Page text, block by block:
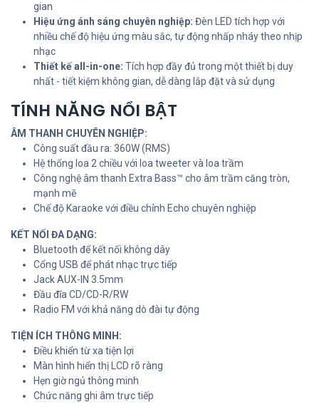
gian
Hiệu ứng ánh sáng chuyên nghiệp: Đèn LED tích hợp với
nhiều chế độ hiệu ứng màu sắc, tự động nhấp nháy theo nhịp
nhạc
Thiết kế all-in-one: Tích hợp đầy đủ trong một thiết bị duy
nhất - tiết kiệm không gian, dễ dàng lắp đặt và sử dụng
TÍNH NĂNG NỔI BẬT
ÂM THANH CHUYÊN NGHIỆP:
Công suất đầu ra: 360W (RMS)
Hệ thống loa 2 chiều với loa tweeter và loa trầm
Công nghệ âm thanh Extra Bass™ cho âm trầm căng tròn,
mạnh mẽ
Chế độ Karaoke với điều chỉnh Echo chuyên nghiệp
KẾT NỐI ĐA DẠNG:
Bluetooth để kết nối không dây
Cổng USB để phát nhạc trực tiếp
Jack AUX-IN 3.5mm
Đầu đĩa CD/CD-R/RW
Radio FM với khả năng dò đài tự động
TIỆN ÍCH THÔNG MINH:
Điều khiển từ xa tiện lợi
Màn hình hiển thị LCD rõ ràng
Hẹn giờ ngủ thông minh
Chức năng ghi âm trực tiếp